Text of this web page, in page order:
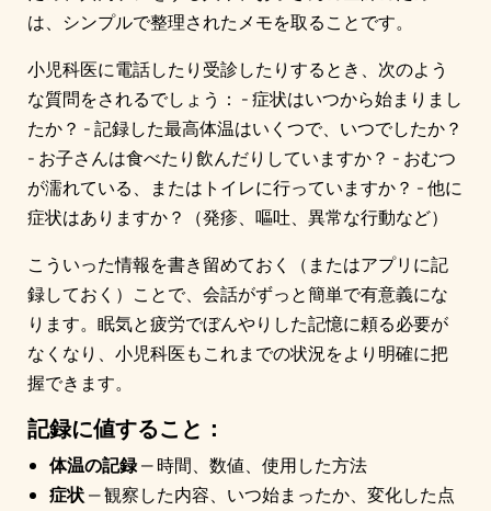
は、シンプルで整理されたメモを取ることです。
小児科医に電話したり受診したりするとき、次のよう
な質問をされるでしょう： - 症状はいつから始まりまし
たか？ - 記録した最高体温はいくつで、いつでしたか？
- お子さんは食べたり飲んだりしていますか？ - おむつ
が濡れている、またはトイレに行っていますか？ - 他に
症状はありますか？（発疹、嘔吐、異常な行動など）
こういった情報を書き留めておく（またはアプリに記
録しておく）ことで、会話がずっと簡単で有意義にな
ります。眠気と疲労でぼんやりした記憶に頼る必要が
なくなり、小児科医もこれまでの状況をより明確に把
握できます。
記録に値すること：
体温の記録— 時間、数値、使用した方法
症状— 観察した内容、いつ始まったか、変化した点